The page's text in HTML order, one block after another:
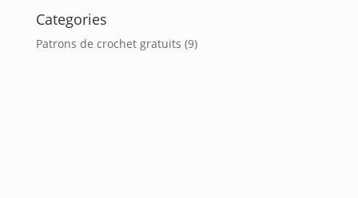
Categories
Patrons de crochet gratuits (9)